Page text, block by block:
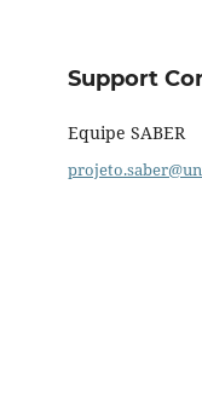
Support
Equipe SABER